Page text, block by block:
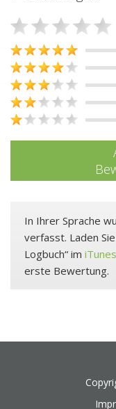
In Ihrer Sprache
verfasst. Laden
Logbuch“ im
erste Bewertung.